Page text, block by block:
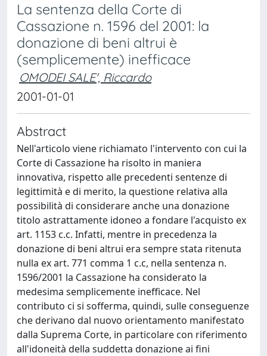
La sentenza della Corte di
Cassazione n. 1596 del 2001: la
donazione di beni altrui è
(semplicemente) inefficace
OMODEI SALE', Riccardo
2001-01-01
Abstract
Nell'articolo viene richiamato l'intervento con cui la
Corte di Cassazione ha risolto in maniera
innovativa, rispetto alle precedenti sentenze di
legittimità e di merito, la questione relativa alla
possibilità di considerare anche una donazione
titolo astrattamente idoneo a fondare l'acquisto ex
art. 1153 c.c. Infatti, mentre in precedenza la
donazione di beni altrui era sempre stata ritenuta
nulla ex art. 771 comma 1 c.c, nella sentenza n.
1596/2001 la Cassazione ha considerato la
medesima semplicemente inefficace. Nel
contributo ci si sofferma, quindi, sulle conseguenze
che derivano dal nuovo orientamento manifestato
dalla Suprema Corte, in particolare con riferimento
all'idoneità della suddetta donazione ai fini